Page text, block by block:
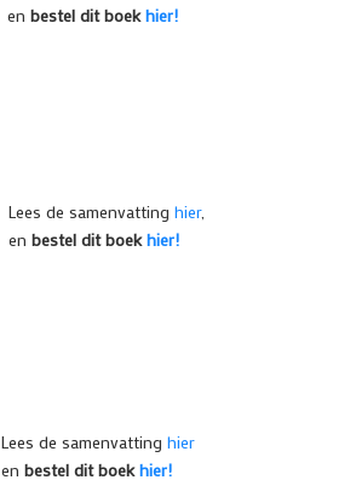
en bestel dit boekhier!
Lees de samenvattinghier,
enbestel dit boekhier!
Lees de samenvatting hier
en bestel dit boekhier!